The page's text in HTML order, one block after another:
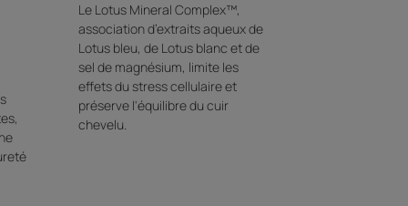
d'Eucalyptus
antichute cheveux, hors voie orale, en pharmacie,
pendant 3 mois sur 33 sujets.
pendant 3 mois, 1 application par semaine.
Le Lotus Mineral Complex™,
association d’extraits aqueux de
Lotus bleu, de Lotus blanc et de
sel de magnésium, limite les
effets du stress cellulaire et
préserve l'équilibre du cuir
chevelu.